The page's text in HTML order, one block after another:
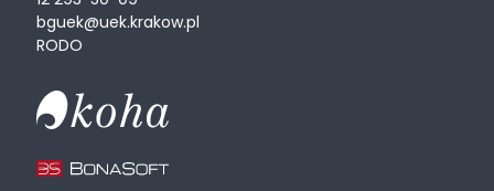
bguek@uek.krakow.pl
RODO